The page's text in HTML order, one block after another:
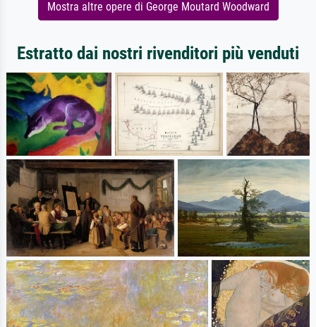
Mostra altre opere di George Moutard Woodward
Estratto dai nostri rivenditori più venduti